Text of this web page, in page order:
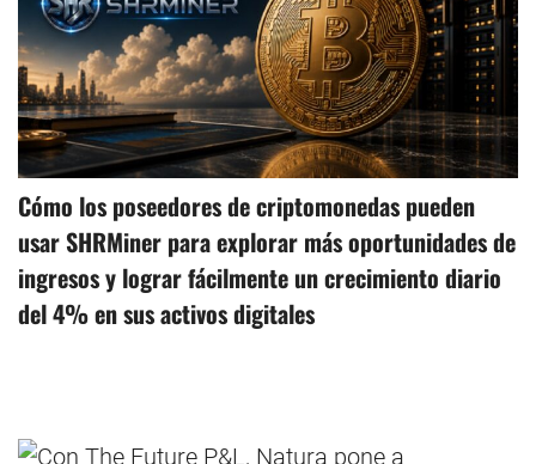
Cómo los poseedores de criptomonedas pueden
usar SHRMiner para explorar más oportunidades de
ingresos y lograr fácilmente un crecimiento diario
del 4% en sus activos digitales